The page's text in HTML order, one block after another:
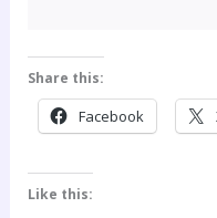
Share this:
Facebook
Like this: